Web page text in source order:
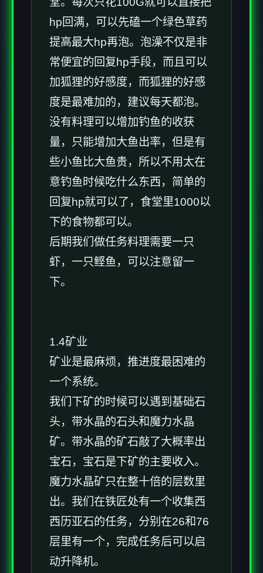
hp回满，可以先磕一个绿色草药
提高最大hp再泡。泡澡不仅是非
常便宜的回复hp手段，而且可以
加狐狸的好感度，而狐狸的好感
度是最难加的，建议每天都泡。
没有料理可以增加钓鱼的收获
量，只能增加大鱼出率，但是有
些小鱼比大鱼贵，所以不用太在
意钓鱼时候吃什么东西，简单的
回复hp就可以了，食堂里1000以
下的食物都可以。
后期我们做任务料理需要一只
虾，一只鲣鱼，可以注意留一
下。
1.4矿业
矿业是最麻烦，推进度最困难的
一个系统。
我们下矿的时候可以遇到基础石
头，带水晶的石头和魔力水晶
矿。带水晶的矿石敲了大概率出
宝石，宝石是下矿的主要收入。
魔力水晶矿只在整十倍的层数里
出。我们在铁匠处有一个收集西
西历亚石的任务，分别在26和76
层里有一个，完成任务后可以启
动升降机。